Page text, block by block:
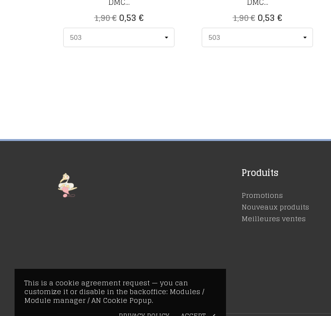
This is a cookie agreement request — you can
customize it or disable in the backoffice: Modules /
Module manager / AN Cookie Popup.
Prix
de
1,90 € Prix
0,53 € Prix
de
1,90 € Prix
0,53 €
Produits
Promotions
Nouveaux produits
Meilleures ventes